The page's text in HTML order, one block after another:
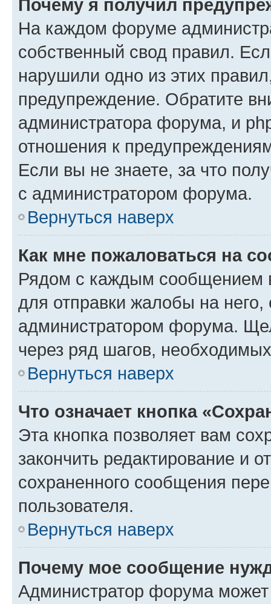
Почему я получил
На каждом форуме
собственный свод правил.
нарушили одно из этих
предупреждение. Обратите
администратора форума, и
отношения к
Если вы не знаете, за что
с администратором форума.
Вернуться наверх
Как мне пожаловаться на
Рядом с каждым сообщением
для отправки жалобы на
администратором форума.
через ряд шагов,
Вернуться наверх
Что означает кнопка
Эта кнопка позволяет вам
закончить редактирование и
сохраненного сообщения
пользователя.
Вернуться наверх
Почему мое сообщение
Администратор форума